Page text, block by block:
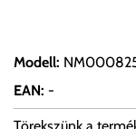
Modell:
EAN: -
Törekszünk a